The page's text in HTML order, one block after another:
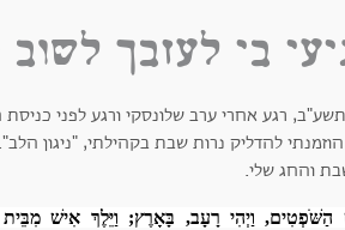
בי לעזבך
תשע"ב, רגע אחרי ערב שלונסקי ורגע לפני
להדליק נרות שבת בקהילתי, "ניגון
והחג שלי.
הַשֹּׁפְטִים, וַיְהִי רָעָב, בָּאָרֶץ; וַיֵּלֶךְ אִישׁ